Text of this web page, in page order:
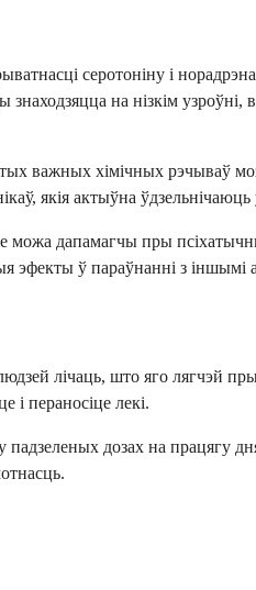
серотоніну і
на нізкім
важных хімічных рэчываў
якія актыўна ўдзельнічаюць у
можа дапамагчы пры
эфекты ў параўнанні з іншымі
лічаць, што яго лягчэй
і пераносіце лекі.
дозах на працягу